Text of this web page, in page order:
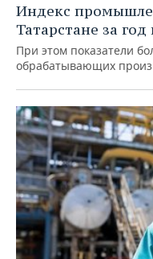
Индекс
Татарстане за
При этом показатели
обрабатывающих